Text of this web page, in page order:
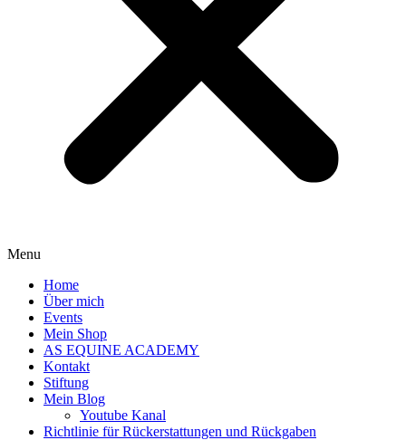
Menu
Home
Über mich
Events
Mein Shop
AS EQUINE ACADEMY
Kontakt
Stiftung
Mein Blog
Youtube Kanal
Richtlinie für Rückerstattungen und Rückgaben